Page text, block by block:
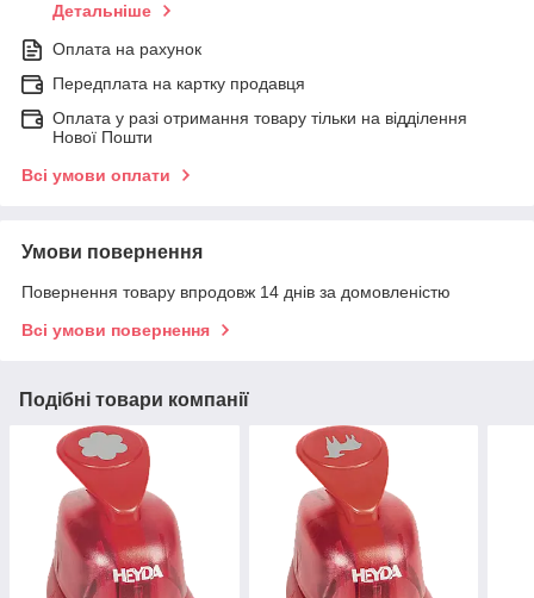
Детальніше
Оплата на рахунок
Передплата на картку продавця
Оплата у разі отримання товару тільки на відділення
Нової Пошти
Всі умови оплати
Умови повернення
Повернення товару впродовж 14 днів за домовленістю
Всі умови повернення
Подібні товари компанії